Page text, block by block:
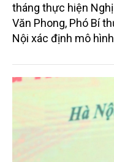
tháng thực hiện
Văn Phong, Phó Bí
Nội xác định mô
còn là bước chuyển
trị, trong đó chuyển
tạo trở thành hạt
phục vụ người dân,
dựng đô thị thông